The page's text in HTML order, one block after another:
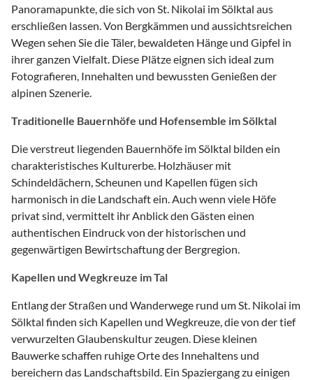
Panoramapunkte, die sich von St. Nikolai im Sölktal aus
erschließen lassen. Von Bergkämmen und aussichtsreichen
Wegen sehen Sie die Täler, bewaldeten Hänge und Gipfel in
ihrer ganzen Vielfalt. Diese Plätze eignen sich ideal zum
Fotografieren, Innehalten und bewussten Genießen der
alpinen Szenerie.
Traditionelle Bauernhöfe und Hofensemble im Sölktal
Die verstreut liegenden Bauernhöfe im Sölktal bilden ein
charakteristisches Kulturerbe. Holzhäuser mit
Schindeldächern, Scheunen und Kapellen fügen sich
harmonisch in die Landschaft ein. Auch wenn viele Höfe
privat sind, vermittelt ihr Anblick den Gästen einen
authentischen Eindruck von der historischen und
gegenwärtigen Bewirtschaftung der Bergregion.
Kapellen und Wegkreuze im Tal
Entlang der Straßen und Wanderwege rund um St. Nikolai im
Sölktal finden sich Kapellen und Wegkreuze, die von der tief
verwurzelten Glaubenskultur zeugen. Diese kleinen
Bauwerke schaffen ruhige Orte des Innehaltens und
bereichern das Landschaftsbild. Ein Spaziergang zu einigen